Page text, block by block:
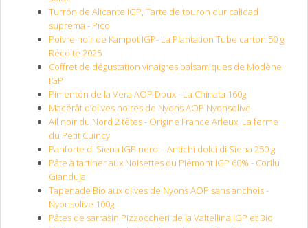
Turrón de Alicante IGP, Tarte de touron dur calidad
suprema - Pico
Poivre noir de Kampot IGP- La Plantation Tube carton 50 g
Récolte 2025
Coffret de dégustation vinaigres balsamiques de Modène
IGP
Pimentón de la Vera AOP Doux - La Chinata 160g
Macérât d’olives noires de Nyons AOP Nyonsolive
Ail noir du Nord 2 têtes - Origine France Arleux, La ferme
du Petit Cuincy
Panforte di Siena IGP nero – Antichi dolci di Siena 250 g
Pâte à tartiner aux Noisettes du Piémont IGP 60% - Corilu
Gianduja
Tapenade Bio aux olives de Nyons AOP sans anchois -
Nyonsolive 100g
Pâtes de sarrasin Pizzoccheri della Valtellina IGP et Bio